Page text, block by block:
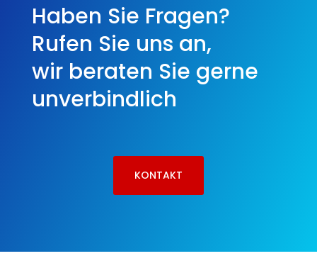
Haben Sie Fragen?
Rufen Sie uns an,
wir beraten Sie gerne
unverbindlich
KONTAKT